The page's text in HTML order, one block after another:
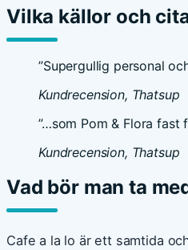
Vilka källor och
”Supergullig personal
Kundrecension, Thatsup
”…som Pom & Flora fast
Kundrecension, Thatsup
Vad bör man ta
Cafe a la lo är ett samtida